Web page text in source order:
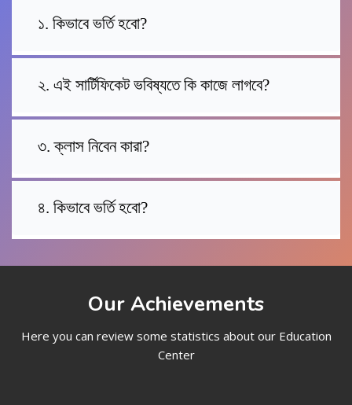
১. কিভাবে ভর্তি হবো?
২. এই সার্টিফিকেট ভবিষ্যতে কি কাজে লাগবে?
৩. ক্লাস নিবেন কারা?
৪. কিভাবে ভর্তি হবো?
Our Achievements
Here you can review some statistics about our Education
Center